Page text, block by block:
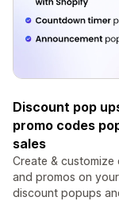
Discount pop
promo codes
sales
Create &
and promos on
discount popups